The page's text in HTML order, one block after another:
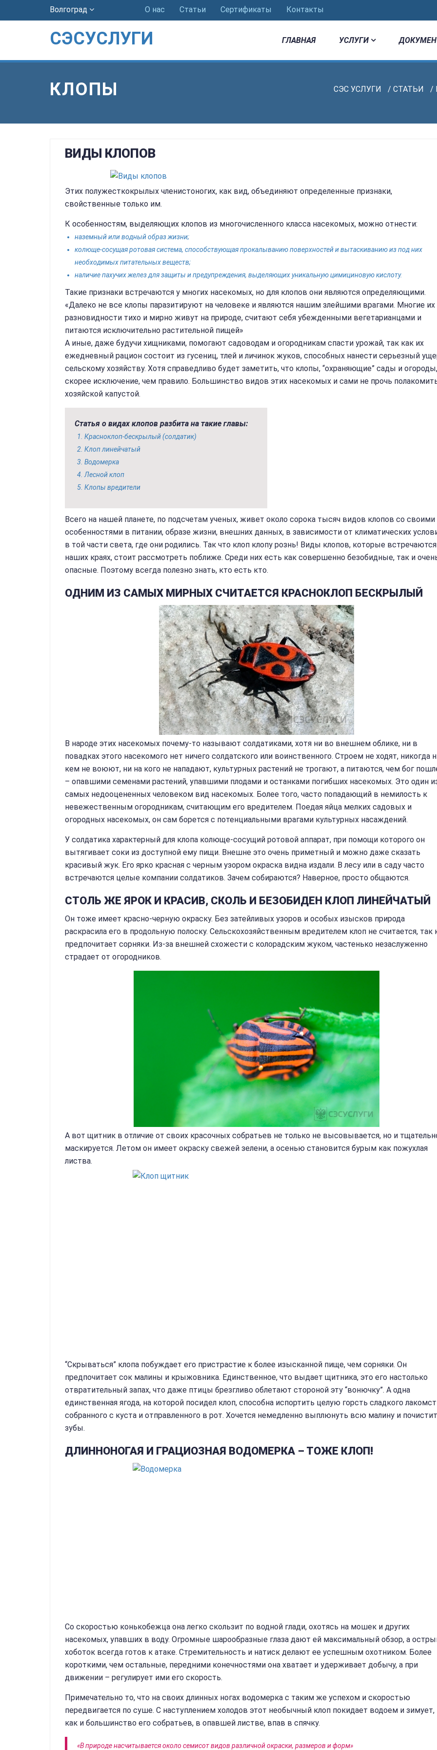
Волгоград О нас Статьи Сертификаты Контакты
СЭСУСЛУГИ ГЛАВНАЯ УСЛУГИ
КЛОПЫ СЭС УСЛУГИ / СТАТЬИ /
ВИДЫ КЛОПОВ
Этих полужесткокрылых членистоногих, как вид, объединяют определенные признаки,
свойственные только им.
К особенностям, выделяющих клопов из многочисленного класса насекомых, можно отнести:
наземный или водный образ жизни;
колюще-сосущая ротовая система, способствующая прокалыванию поверхностей и вытаскиванию из под них
необходимых питательных веществ;
наличие пахучих желез для защиты и предупреждения, выделяющих уникальную цимициновую кислоту.
Такие признаки встречаются у многих насекомых, но для клопов они являются определяющими.
«Далеко не все клопы паразитируют на человеке и являются нашим злейшими врагами. Многие их
разновидности тихо и мирно живут на природе, считают себя убежденными вегетарианцами и
питаются исключительно растительной пищей»
А иные, даже будучи хищниками, помогают садоводам и огородникам спасти урожай, так как их
ежедневный рацион состоит из гусениц, тлей и личинок жуков, способных нанести серьезный
сельскому хозяйству. Хотя справедливо будет заметить, что клопы, “охраняющие” сады и огороды,
скорее исключение, чем правило. Большинство видов этих насекомых и сами не прочь
хозяйской капустой.
Статья о видах клопов разбита на такие главы:
Красноклоп-бескрылый (солдатик)
Клоп линейчатый
Водомерка
Лесной клоп
Клопы вредители
Всего на нашей планете, по подсчетам ученых, живет около сорока тысяч видов клопов со своими
особенностями в питании, образе жизни, внешних данных, в зависимости от климатических
в той части света, где они родились. Так что клоп клопу рознь! Виды клопов, которые
наших краях, стоит рассмотреть поближе. Среди них есть как совершенно безобидные, так и
опасные. Поэтому всегда полезно знать, кто есть кто.
ОДНИМ ИЗ САМЫХ МИРНЫХ СЧИТАЕТСЯ КРАСНОКЛОП БЕСКРЫЛЫЙ
В народе этих насекомых почему-то называют солдатиками, хотя ни во внешнем облике, ни в
повадках этого насекомого нет ничего солдатского или воинственного. Строем не ходят, никогда
кем не воюют, ни на кого не нападают, культурных растений не трогают, а питаются, чем бог
– опавшими семенами растений, упавшими плодами и останками погибших насекомых. Это один
самых недооцененных человеком вид насекомых. Более того, часто попадающий в немилость к
невежественным огородникам, считающим его вредителем. Поедая яйца мелких садовых и
огородных насекомых, он сам борется с потенциальными врагами культурных насаждений.
У солдатика характерный для клопа колюще-сосущий ротовой аппарат, при помощи которого он
вытягивает соки из доступной ему пищи. Внешне это очень приметный и можно даже сказать
красивый жук. Его ярко красная с черным узором окраска видна издали. В лесу или в саду часто
встречаются целые компании солдатиков. Зачем собираются? Наверное, просто общаются.
СТОЛЬ ЖЕ ЯРОК И КРАСИВ, СКОЛЬ И БЕЗОБИДЕН КЛОП ЛИНЕЙЧАТЫЙ
Он тоже имеет красно-черную окраску. Без затейливых узоров и особых изысков природа
раскрасила его в продольную полоску. Сельскохозяйственным вредителем клоп не считается, так
предпочитает сорняки. Из-за внешней схожести с колорадским жуком, частенько незаслуженно
страдает от огородников.
А вот щитник в отличие от своих красочных собратьев не только не высовывается, но и
маскируется. Летом он имеет окраску свежей зелени, а осенью становится бурым как пожухлая
листва.
“Скрываться” клопа побуждает его пристрастие к более изысканной пище, чем сорняки. Он
предпочитает сок малины и крыжовника. Единственное, что выдает щитника, это его настолько
отвратительный запах, что даже птицы брезгливо облетают стороной эту “вонючку”. А одна
единственная ягода, на которой посидел клоп, способна испортить целую горсть сладкого
собранного с куста и отправленного в рот. Хочется немедленно выплюнуть всю малину и
зубы.
ДЛИННОНОГАЯ И ГРАЦИОЗНАЯ ВОДОМЕРКА – ТОЖЕ КЛОП!
Со скоростью конькобежца она легко скользит по водной глади, охотясь на мошек и других
насекомых, упавших в воду. Огромные шарообразные глаза дают ей максимальный обзор, а
хоботок всегда готов к атаке. Стремительность и натиск делают ее успешным охотником. Более
короткими, чем остальные, передними конечностями она хватает и удерживает добычу, а при
движении – регулирует ими его скорость.
Примечательно то, что на своих длинных ногах водомерка с таким же успехом и скоростью
передвигается по суше. С наступлением холодов этот необычный клоп покидает водоем и зимует,
как и большинство его собратьев, в опавшей листве, впав в спячку.
«В природе насчитывается около семисот видов различной окраски, размеров и форм»